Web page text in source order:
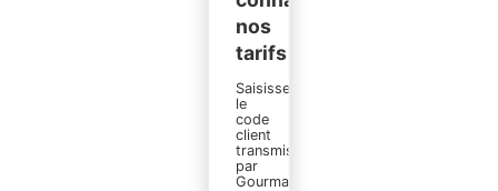
nos
tarifs ?
Saisissez
le
code
client
transmis
par
Gourmanding :